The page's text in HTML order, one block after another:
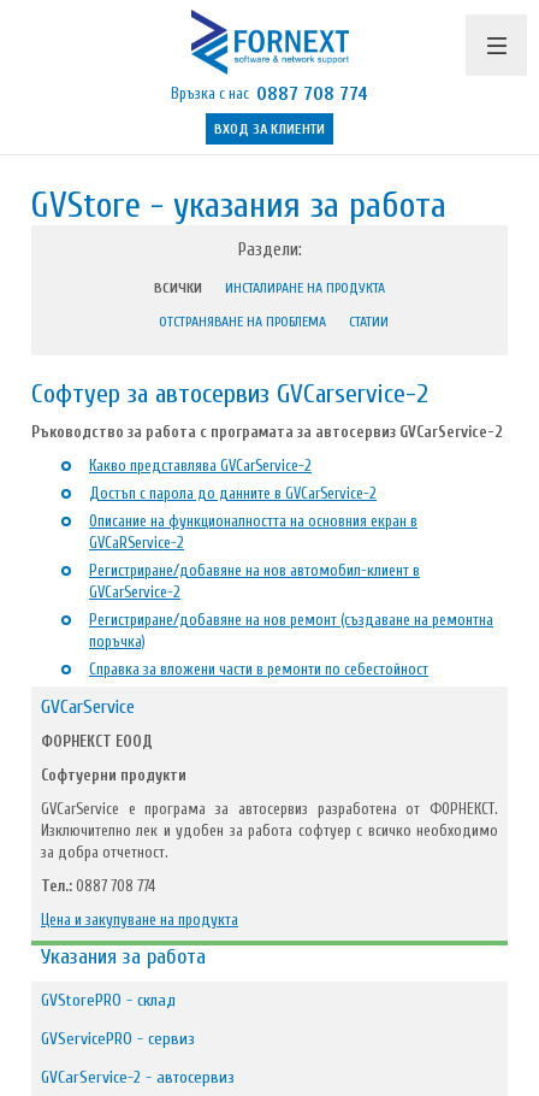
Връзка с нас 0887 708 774
ВХОД ЗА КЛИЕНТИ
GVStore - указания за работа
Раздели:
ВСИЧКИ
ИНСТАЛИРАНЕ НА ПРОДУКТА
ОТСТРАНЯВАНЕ НА ПРОБЛЕМА
СТАТИИ
Софтуер за автосервиз GVCarservice-2
Ръководство за работа с програмата за автосервиз GVCarService-2
Какво представлява GVCarService-2
Достъп с парола до данните в GVCarService-2
Описание на функционалността на основния екран в
GVCaRService-2
Регистриране/добавяне на нов автомобил-клиент в
GVCarService-2
Регистриране/добавяне на нов ремонт (създаване на ремонтна
поръчка)
Справка за вложени части в ремонти по себестойност
GVCarService
ФОРНЕКСТ ЕООД
Софтуерни продукти
GVCarService е програма за автосервиз разработена от ФОРНЕКСТ.
Изключително лек и удобен за работа софтуер с всичко необходимо
за добра отчетност.
Тел.:0887 708 774
Цена и закупуване на продукта
Указания за работа
GVStorePRO - склад
GVServicePRO - сервиз
GVCarService-2 - автосервиз